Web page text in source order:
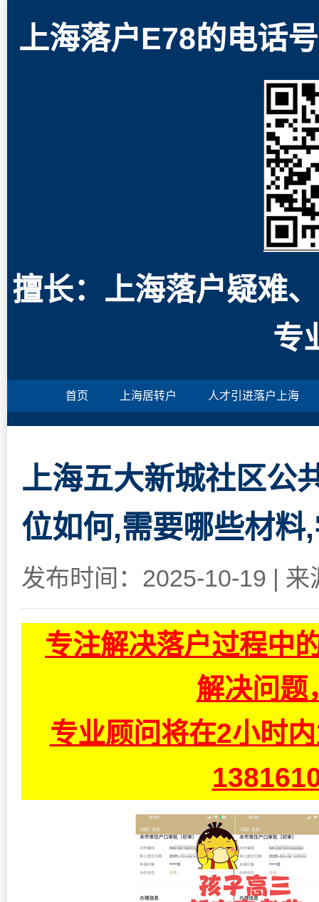
上海落户E78的电话
擅长：上海落户疑难
专
首页 上海居转户 人才引进落户上海
上海五大新城社区公
位如何,需要哪些材料
发布时间：2025-10-19 | 来
专注解决落户过程中
解决问题
专业顾问将在2小时